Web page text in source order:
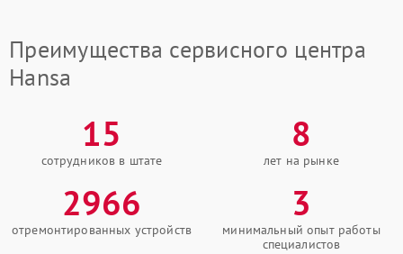
Преимущества сервисного центра
Hansa
15
сотрудников в штате
8
лет на рынке
2966
отремонтированных устройств
3
минимальный опыт работы
специалистов